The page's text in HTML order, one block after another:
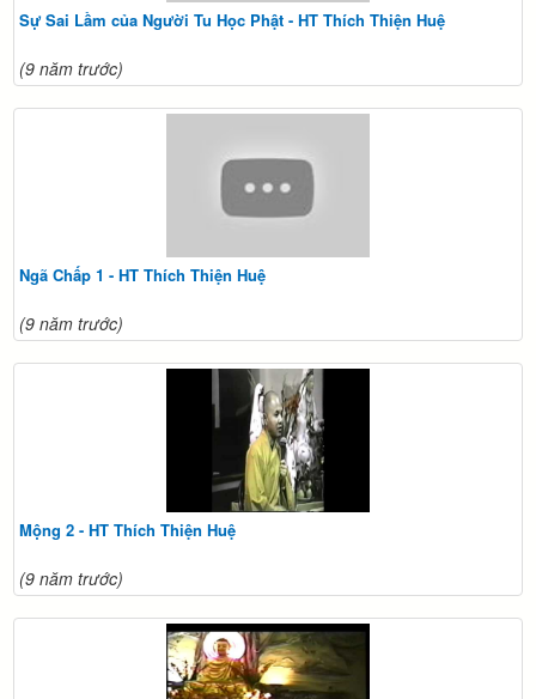
Sự Sai Lầm của Người Tu Học Phật - HT Thích Thiện Huệ
(9 năm trước)
Ngã Chấp 1 - HT Thích Thiện Huệ
(9 năm trước)
Mộng 2 - HT Thích Thiện Huệ
(9 năm trước)